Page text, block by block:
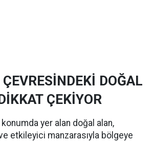
DOĞAL
ÇEKİYOR
konumda yer alan doğal alan,
etkileyici manzarasıyla bölgeye